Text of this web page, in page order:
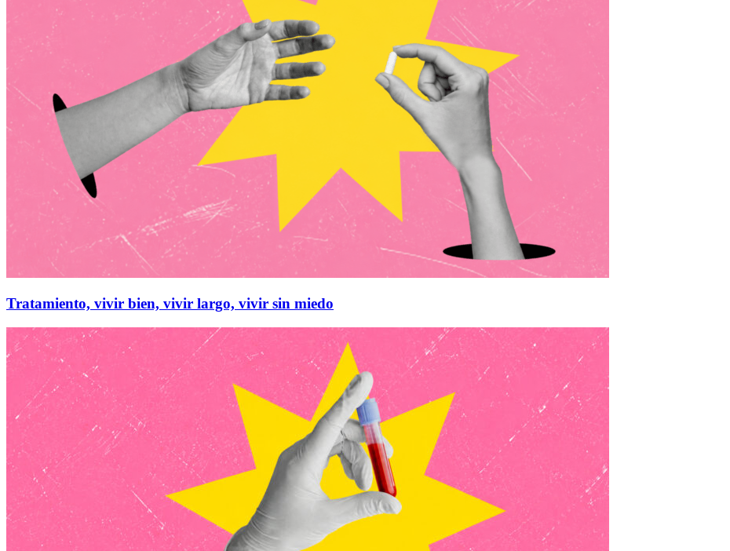
Tratamiento, vivir bien, vivir largo, vivir sin miedo